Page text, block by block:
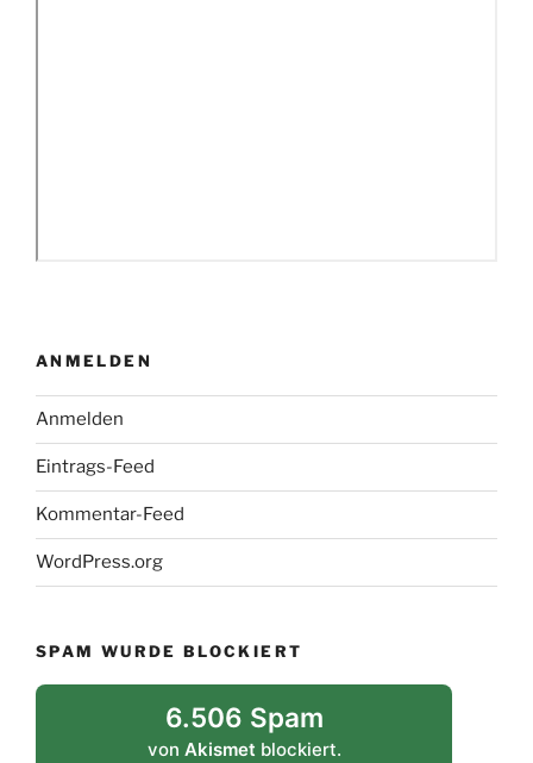
ANMELDEN
Anmelden
Eintrags-Feed
Kommentar-Feed
WordPress.org
SPAM WURDE BLOCKIERT
6.506 Spam
von Akismet blockiert.